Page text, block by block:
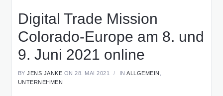
Digital Trade Mission
Colorado-Europe am 8. und
9. Juni 2021 online
BY JENS JANKE ON 28. MAI 2021 IN ALLGEMEIN
UNTERNEHMEN